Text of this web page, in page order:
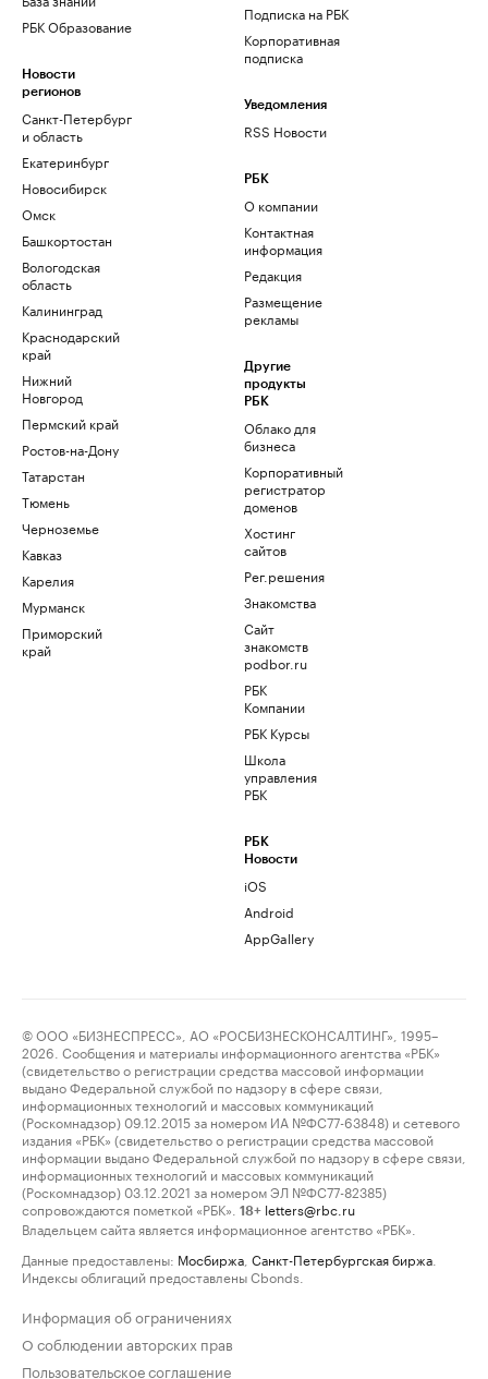
РБК Образование
Новости
регионов
Санкт-Петербург
и область
Екатеринбург
Новосибирск
Омск
Башкортостан
Вологодская
область
Калининград
Краснодарский
край
Нижний
Новгород
Пермский край
Ростов-на-Дону
Татарстан
Тюмень
Черноземье
Кавказ
Карелия
Мурманск
Приморский
край
Подписка на РБК
Корпоративная
подписка
Уведомления
RSS Новости
РБК
О компании
Контактная
информация
Редакция
Размещение
рекламы
Другие
продукты
РБК
Облако для
бизнеса
Корпоративный
регистратор
доменов
Хостинг
сайтов
Рег.решения
Знакомства
Сайт
знакомств
podbor.ru
РБК
Компании
РБК Курсы
Школа
управления
РБК
РБК
Новости
iOS
Android
AppGallery
© ООО «БИЗНЕСПРЕСС», АО «РОСБИЗНЕСКОНСАЛТИНГ», 1995–
2026. Сообщения и материалы информационного агентства «РБК»
(свидетельство о регистрации средства массовой информации
выдано Федеральной службой по надзору в сфере связи,
информационных технологий и массовых коммуникаций
(Роскомнадзор) 09.12.2015 за номером ИА №ФС77-63848) и сетевого
издания «РБК» (свидетельство о регистрации средства массовой
информации выдано Федеральной службой по надзору в сфере связи,
информационных технологий и массовых коммуникаций
(Роскомнадзор) 03.12.2021 за номером ЭЛ №ФС77-82385)
сопровождаются пометкой «РБК».
18+ letters@rbc.ru
Владельцем сайта является информационное агентство «РБК».
Данные предоставлены: Мосбиржа Санкт-Петербургская биржа
Индексы облигаций предоставлены Cbonds.
Информация об ограничениях
О соблюдении авторских прав
Пользовательское соглашение